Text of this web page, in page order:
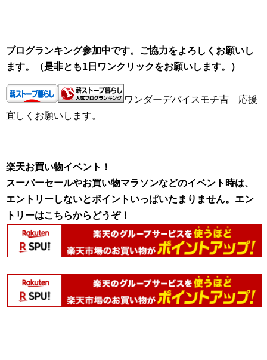
ブログランキング参加中です。ご協力をよろしくお願いし
ます。（是非とも1日ワンクリックをお願いします。）
ワンダーデバイスモチ吉 応援
宜しくお願いします。
楽天お買い物イベント！
スーパーセールやお買い物マラソンなどのイベント時は、
エントリーしないとポイントいっぱいたまりません。エン
トリーはこちらからどうぞ！